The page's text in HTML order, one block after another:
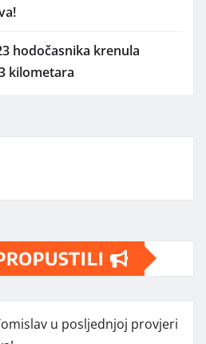
hodočasnika krenula
kilometara